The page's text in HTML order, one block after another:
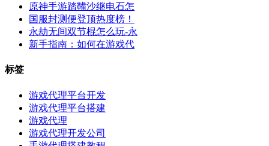
原神手游踏鞴沙继电石怎
国服封测便登顶热度榜！
永劫无间双节棍怎么玩-永
新手指南：如何在游戏代
标签
游戏代理平台开发
游戏代理平台搭建
游戏代理
游戏代理开发公司